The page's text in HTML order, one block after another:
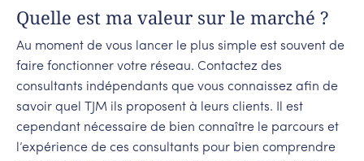
Quelle est ma valeur sur le marché ?
Au moment de vous lancer le plus simple est souvent de
faire fonctionner votre réseau. Contactez des
consultants indépendants que vous connaissez afin de
savoir quel TJM ils proposent à leurs clients. Il est
cependant nécessaire de bien connaître le parcours et
l’expérience de ces consultants pour bien comprendre